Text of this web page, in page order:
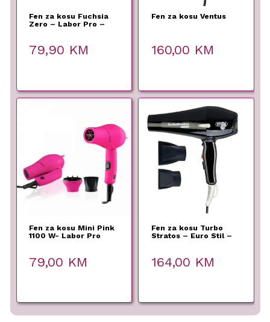
Fen za kosu Fuchsia
Zero – Labor Pro –
79,90 KM
Fen za kosu Ventus
160,00 KM
Fen za kosu Mini Pink
1100 W- Labor Pro
79,00 KM
Fen za kosu Turbo
Stratos – Euro Stil –
164,00 KM